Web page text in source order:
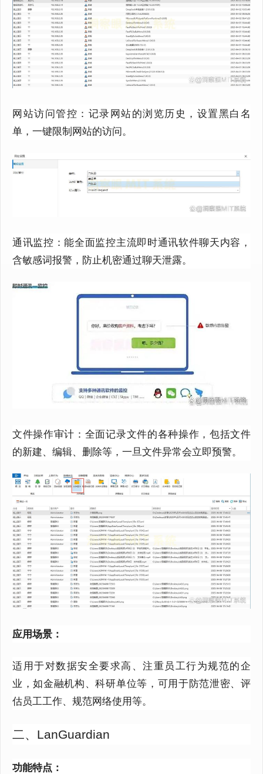
网站访问管控：记录网站的浏览历史，设置黑白名
单，一键限制网站的访问。
通讯监控：能全面监控主流即时通讯软件聊天内容，
含敏感词报警， 防止机密通过聊天泄露。
文件操作审计：全面记录文件的各种操作，包括文件
的新建、编辑、删除等，一旦文件异常会立即预警。
应用场景：
适用于对数据安全要求高、注重员工行为规范的企
业，如金融机构、科研单位等，可用于防范泄密、评
估员工工作、规范网络使用等。
二、LanGuardian
功能特点：